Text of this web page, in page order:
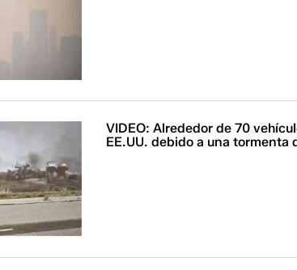
VIDEO: Alrededor de 70
EE.UU. debido a una tormenta